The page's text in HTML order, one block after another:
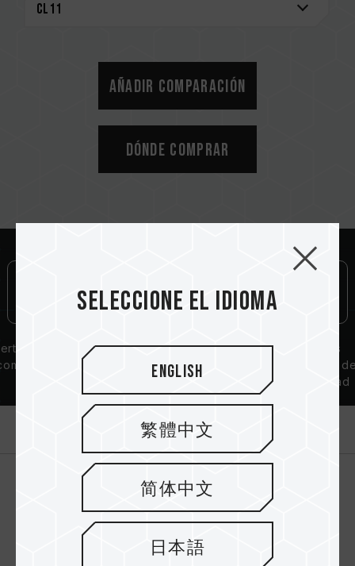
Añadir comparación
Dónde comprar
de
Garantía de por
vida
Circuitos
integrados
alta calidad
Introducción
Seleccione el idioma
English
繁體中文
简体中文
日本語